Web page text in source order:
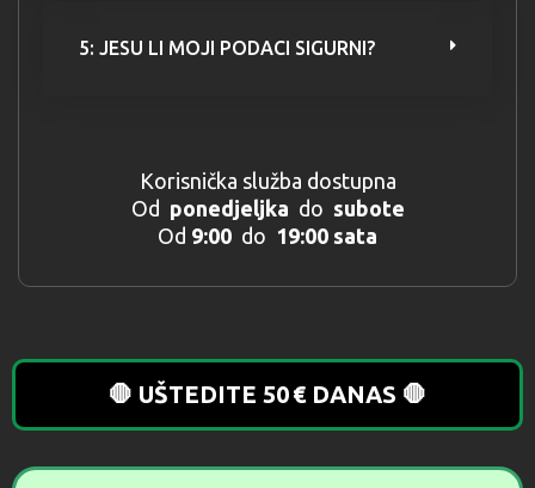
5: JESU LI MOJI PODACI SIGURNI?
Korisnička služba dostupna
Od ponedjeljka do subote
Od 9:00 do 19:00 sata
🛑 UŠTEDITE 50 € DANAS 🛑